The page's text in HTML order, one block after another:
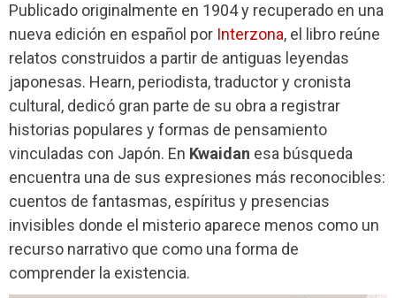
Publicado originalmente en 1904 y recuperado en una
nueva edición en español por Interzona, el libro reúne
relatos construidos a partir de antiguas leyendas
japonesas. Hearn, periodista, traductor y cronista
cultural, dedicó gran parte de su obra a registrar
historias populares y formas de pensamiento
vinculadas con Japón. En Kwaidan esa búsqueda
encuentra una de sus expresiones más reconocibles:
cuentos de fantasmas, espíritus y presencias
invisibles donde el misterio aparece menos como un
recurso narrativo que como una forma de
comprender la existencia.